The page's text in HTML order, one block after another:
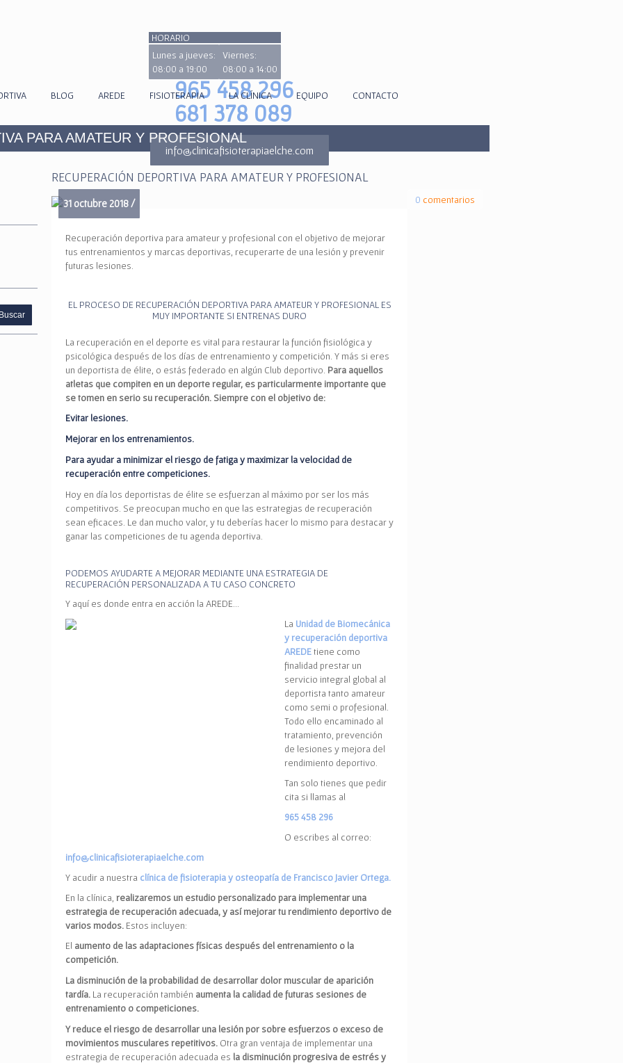
HORARIO
Lunes a jueves:
08:00 a 19:00
Viernes:
08:00 a 14:00
965 458 296
681 378 089
info@clinicafisioterapiaelche.com
BLOG AREDE FISIOTERAPIA LA CLÍNICA EQUIPO CONTACTO
PARA AMATEUR Y PROFESIONAL
RECUPERACIÓN DEPORTIVA PARA AMATEUR Y PROFESIONAL
31 octubre 2018 / 0 comentarios
Recuperación deportiva para amateur y profesional con el objetivo de mejorar
tus entrenamientos y marcas deportivas, recuperarte de una lesión y prevenir
futuras lesiones.
EL PROCESO DE RECUPERACIÓN DEPORTIVA PARA AMATEUR Y PROFESIONAL ES
MUY IMPORTANTE SI ENTRENAS DURO
La recuperación en el deporte es vital para restaurar la función fisiológica y
psicológica después de los días de entrenamiento y competición. Y más si eres
un deportista de élite, o estás federado en algún Club deportivo. Para aquellos
atletas que compiten en un deporte regular, es particularmente importante que
se tomen en serio su recuperación. Siempre con el objetivo de:
Evitar lesiones.
Mejorar en los entrenamientos.
Para ayudar a minimizar el riesgo de fatiga y maximizar la velocidad de
recuperación entre competiciones.
Hoy en día los deportistas de élite se esfuerzan al máximo por ser los más
competitivos. Se preocupan mucho en que las estrategias de recuperación
sean eficaces. Le dan mucho valor, y tu deberías hacer lo mismo para destacar y
ganar las competiciones de tu agenda deportiva.
PODEMOS AYUDARTE A MEJORAR MEDIANTE UNA ESTRATEGIA DE
RECUPERACIÓN PERSONALIZADA A TU CASO CONCRETO
Y aquí es donde entra en acción la AREDE…
La Unidad de Biomecánica
y recuperación deportiva
AREDEtiene como
finalidad prestar un
servicio integral global al
deportista tanto amateur
como semi o profesional.
Todo ello encaminado al
tratamiento, prevención
de lesiones y mejora del
rendimiento deportivo.
Tan solo tienes que pedir
cita si llamas al
965 458 296
O escribes al correo:
info@clinicafisioterapiaelche.com
Y acudir a nuestra clínica de fisioterapia y osteopatía de Francisco Javier Ortega.
En la clínica, realizaremos un estudio personalizado para implementar una
estrategia de recuperación adecuada, y así mejorar tu rendimiento deportivo de
varios modos. Estos incluyen:
El aumento de las adaptaciones físicas después del entrenamiento o la
competición.
La disminución de la probabilidad de desarrollar dolor muscular de aparición
tardía. La recuperación también aumenta la calidad de futuras sesiones de
entrenamiento o competiciones.
Y reduce el riesgo de desarrollar una lesión por sobre esfuerzos o exceso de
movimientos musculares repetitivos. Otra gran ventaja de implementar una
estrategia de recuperación adecuada es la disminución progresiva de estrés y